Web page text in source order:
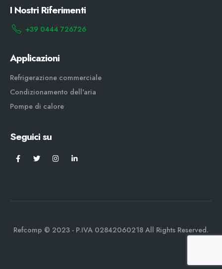
I Nostri Riferimenti
+39 0444 726726
Applicazioni
Refrigerazione commerciale
Condizionamento dell'aria
Pompe di calore
Seguici su
Refcomp © 2023 - P.IVA 02842060218 All Rights Reserved.